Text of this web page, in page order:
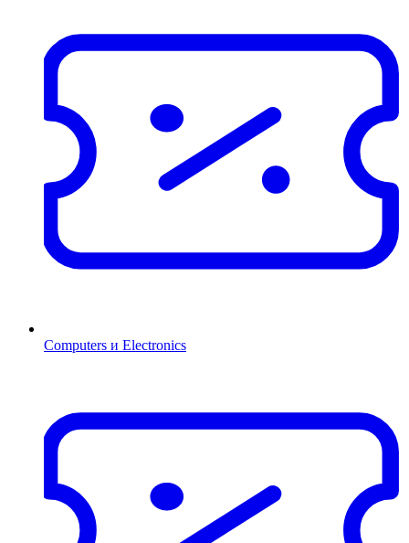
Computers и Electronics